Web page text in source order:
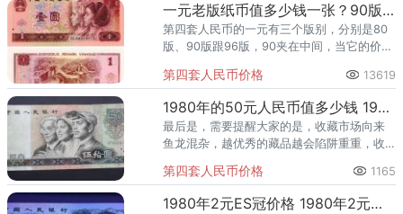
一元老版纸币值多少钱一张？90版一元纸币收藏行情分析
第四套人民币的一元有三个版别，分别是80
版、90版跟96版，90夹在中间，当它的价格
第四套人民币价格 13619
1980年的50元人民币值多少钱 1980年的50元人民币投资分析
最后是，需要提醒大家的是，收藏市场向来
鱼龙混杂，越优秀的藏品越会陷阱重重，收
投资损失。
第四套人民币价格 1165
1980年2元ES冠价格 1980年2元冠号